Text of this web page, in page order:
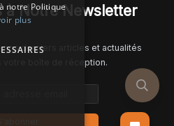
à Notre Newsletter
nos derniers articles et actualités
votre boîte de réception.
notre Politique
plus